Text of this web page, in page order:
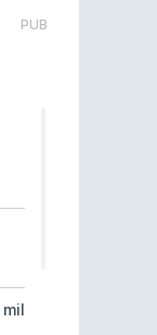
PUB